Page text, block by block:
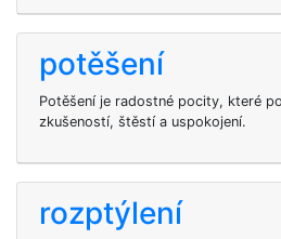
potěšení
Potěšení je radostné pocity, které
zkušeností, štěstí a uspokojení.
rozptýlení